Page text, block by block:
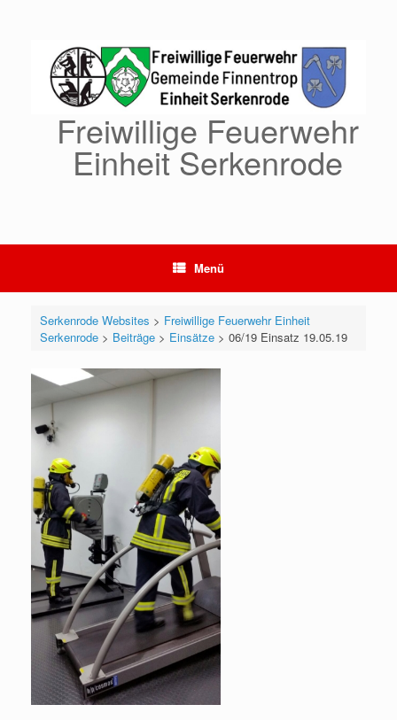
Freiwillige Feuerwehr
Einheit Serkenrode
Menü
Serkenrode Websites > Freiwillige Feuerwehr Einheit
Serkenrode> Beiträge> Einsätze> 06/19 Einsatz 19.05.19